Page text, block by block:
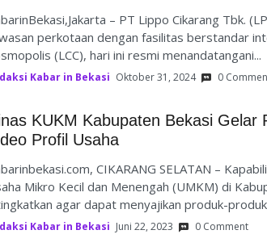
– PT Lippo Cikarang Tbk.
perkotaan dengan fasilitas berstandar
(LCC), hari ini resmi menandatangani...
Kabar in Bekasi Oktober 31, 2024 0
KUKM Kabupaten Bekasi Gelar
Profil Usaha
CIKARANG SELATAN –
Mikro Kecil dan Menengah (UMKM) di
agar dapat menyajikan produk-
Kabar in Bekasi Juni 22, 2023 0 Comment